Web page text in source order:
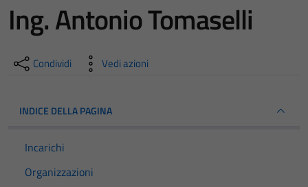
Ing. Antonio Tomaselli
Condividi Vedi azioni
INDICE DELLA PAGINA
Incarichi
Organizzazioni